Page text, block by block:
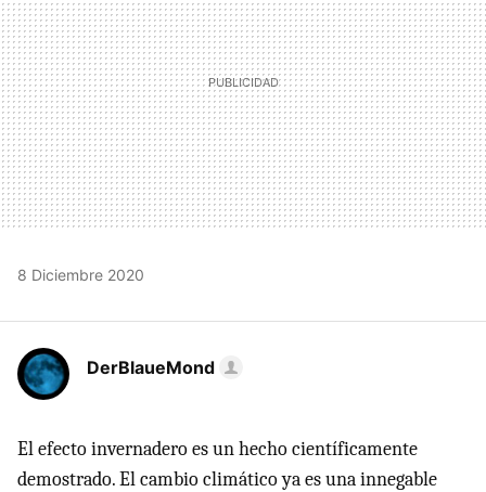
8 Diciembre 2020
DerBlaueMond
El efecto invernadero es un hecho científicamente
demostrado. El cambio climático ya es una innegable